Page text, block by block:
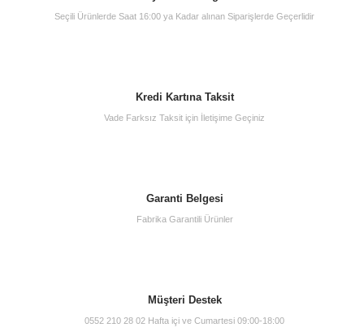
Seçili Ürünlerde Saat 16:00 ya Kadar alınan Siparişlerde Geçerlidir
Kredi Kartına Taksit
Vade Farksız Taksit için İletişime Geçiniz
Garanti Belgesi
Fabrika Garantili Ürünler
Müşteri Destek
0552 210 28 02 Hafta içi ve Cumartesi 09:00-18:00